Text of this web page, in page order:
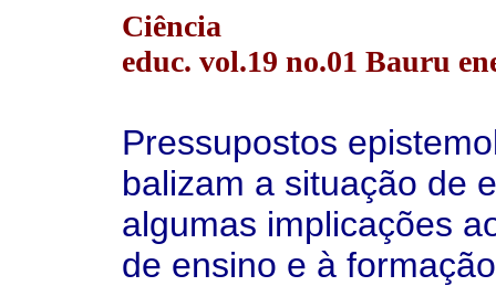
Ciência
educ. vol.19 no.01 Bauru
Pressupostos
balizam a situação de
algumas implicações
de ensino e à